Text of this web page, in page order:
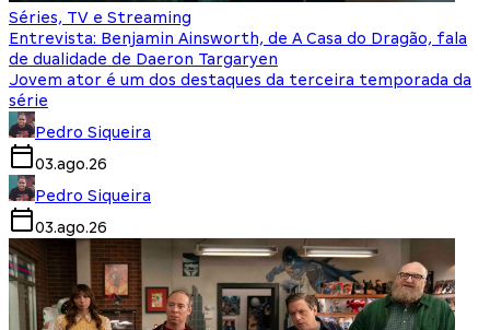
Séries, TV e Streaming
Entrevista: Benjamin Ainsworth, de A Casa do Dragão, fala
de dualidade de Daeron Targaryen
Jovem ator é um dos destaques da terceira temporada da
série
Pedro Siqueira
03.ago.26
Pedro Siqueira
03.ago.26